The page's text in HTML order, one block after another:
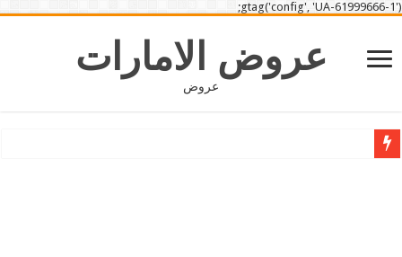
gtag('config', 'UA-61999666-1');
عروض الامارات
عروض